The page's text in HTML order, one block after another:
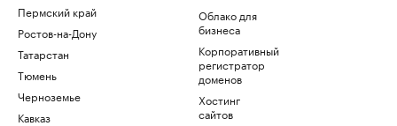
Пермский край
Ростов-на-Дону
Татарстан
Тюмень
Черноземье
Кавказ
Облако для
бизнеса
Корпоративный
регистратор
доменов
Хостинг
сайтов